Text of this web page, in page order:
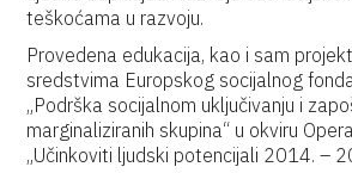
teškoćama u razvoju.
Provedena edukacija, kao i sam
sredstvima Europskog socijalnog
„Podrška socijalnom uključivanju i
marginaliziranih skupina“ u okviru
„Učinkoviti ljudski potencijali 2014. –